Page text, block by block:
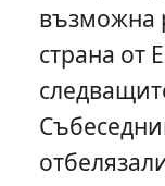
възможна
страна от